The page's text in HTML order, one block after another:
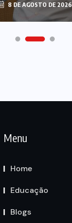
8 DE AGOSTO DE 2026
Menu
Home
Educação
Blogs